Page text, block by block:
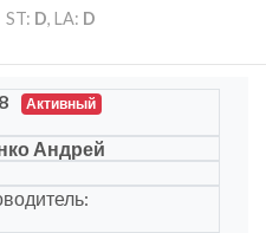
ST: D, LA: D
Активный
Андрей